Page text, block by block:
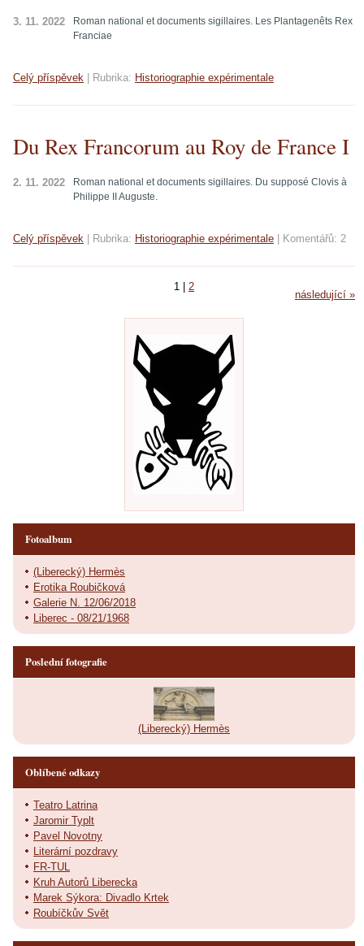
3. 11. 2022
Roman national et documents sigillaires. Les Plantagenêts Rex
Franciae
Celý příspěvek Rubrika: Historiographie expérimentale
Du Rex Francorum au Roy de France I
2. 11. 2022
Roman national et documents sigillaires. Du supposé Clovis à
Philippe II Auguste.
Celý příspěvek Rubrika: Historiographie expérimentale Komentářů: 2
1 2
následující »
Fotoalbum
(Liberecký) Hermès
Erotika Roubičková
Galerie N. 12/06/2018
Liberec - 08/21/1968
Poslední fotografie
(Liberecký) Hermès
Oblíbené odkazy
Teatro Latrina
Jaromir Typlt
Pavel Novotny
Literární pozdravy
FR-TUL
Kruh Autorů Liberecka
Marek Sýkora: Divadlo Krtek
Roubíčkův Svět